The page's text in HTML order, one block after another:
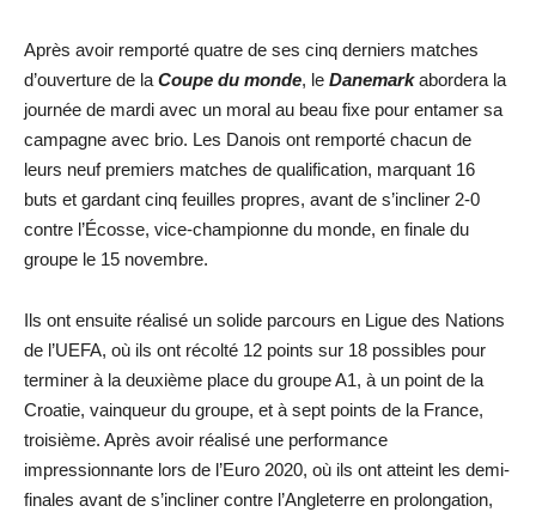
Après avoir remporté quatre de ses cinq derniers matches
d’ouverture de la Coupe du monde, le Danemarkabordera la
journée de mardi avec un moral au beau fixe pour entamer sa
campagne avec brio. Les Danois ont remporté chacun de
leurs neuf premiers matches de qualification, marquant 16
buts et gardant cinq feuilles propres, avant de s’incliner 2-0
contre l’Écosse, vice-championne du monde, en finale du
groupe le 15 novembre.
Ils ont ensuite réalisé un solide parcours en Ligue des Nations
de l’UEFA, où ils ont récolté 12 points sur 18 possibles pour
terminer à la deuxième place du groupe A1, à un point de la
Croatie, vainqueur du groupe, et à sept points de la France,
troisième. Après avoir réalisé une performance
impressionnante lors de l’Euro 2020, où ils ont atteint les demi-
finales avant de s’incliner contre l’Angleterre en prolongation,